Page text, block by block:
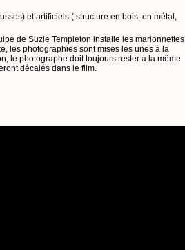
et artificiels ( structure en bois, en métal,
de Suzie Templeton installe les marionnettes
les photographies sont mises les unes à la
le photographe doit toujours rester à la même
décalés dans le film.